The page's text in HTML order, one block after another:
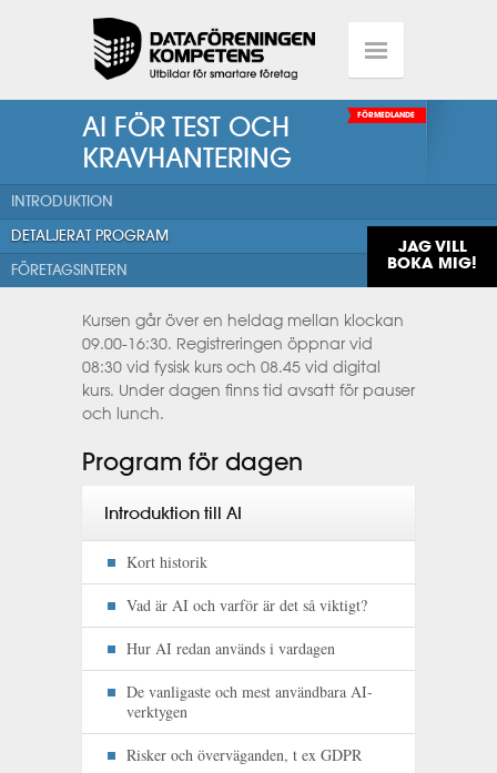
AI FÖR TEST OCH
KRAVHANTERING
FÖRMEDLANDE
INTRODUKTION
DETALJERAT PROGRAM
FÖRETAGSINTERN
JAG VILL
BOKA MIG!
Kursen går över en heldag mellan klockan
09.00-16:30. Registreringen öppnar vid
08:30 vid fysisk kurs och 08.45 vid digital
kurs. Under dagen finns tid avsatt för pauser
och lunch.
Program för dagen
Introduktion till AI
Kort historik
Vad är AI och varför är det så viktigt?
Hur AI redan används i vardagen
De vanligaste och mest användbara AI-
verktygen
Risker och överväganden, t ex GDPR